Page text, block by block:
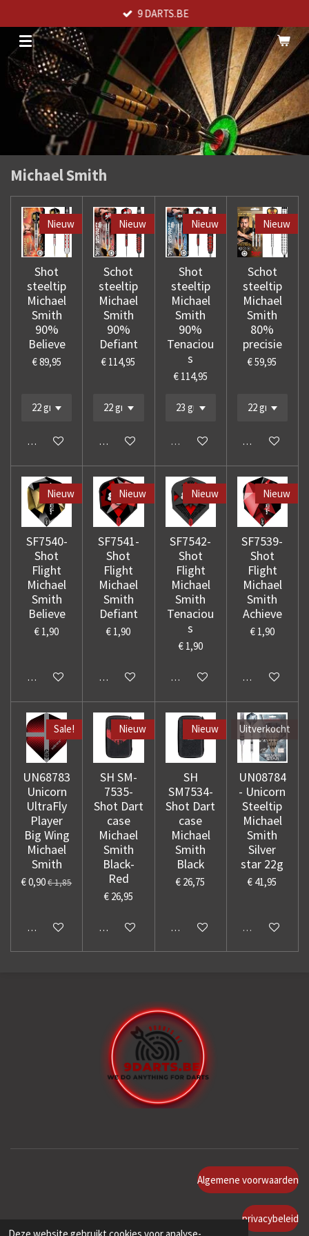
direct
naar
de
hoofdinhoud
9 DARTS.BE
Michael Smith
Nieuw
Shot
steeltip
Michael
Smith
90%
Believe
€ 89,95
In winkelwagen
Nieuw
Schot
steeltip
Michael
Smith
90%
Defiant
€ 114,95
In winkelwagen
Nieuw
Shot
steeltip
Michael
Smith
90%
Tenaciou
s
€ 114,95
Uitverkocht
Nieuw
Schot
steeltip
Michael
Smith
80%
precisie
€ 59,95
In winkelwagen
Nieuw
SF7540-
Shot
Flight
Michael
Smith
Believe
€ 1,90
In winkelwagen
Nieuw
SF7541-
Shot
Flight
Michael
Smith
Defiant
€ 1,90
In winkelwagen
Nieuw
SF7542-
Shot
Flight
Michael
Smith
Tenaciou
s
€ 1,90
In winkelwagen
Nieuw
SF7539-
Shot
Flight
Michael
Smith
Achieve
€ 1,90
In winkelwagen
Sale!
UN68783
Unicorn
UltraFly
Player
Big Wing
Michael
Smith
€ 0,90€ 1,85
In winkelwagen
Nieuw
SH SM-
7535-
Shot Dart
case
Michael
Smith
Black-
Red
€ 26,95
In winkelwagen
Nieuw
SH
SM7534-
Shot Dart
case
Michael
Smith
Black
€ 26,75
In winkelwagen
Uitverkocht
UN08784
- Unicorn
Steeltip
Michael
Smith
Silver
star 22g
€ 41,95
Uitverkocht
Algemene voorwaarden
privacybeleid